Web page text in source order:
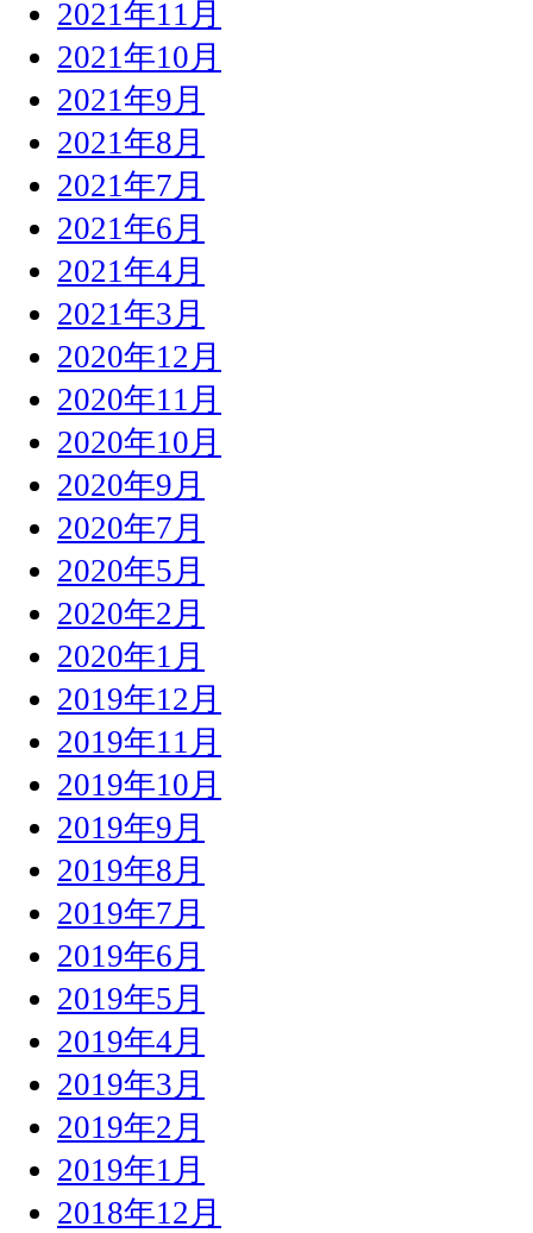
2021年11月
2021年10月
2021年9月
2021年8月
2021年7月
2021年6月
2021年4月
2021年3月
2020年12月
2020年11月
2020年10月
2020年9月
2020年7月
2020年5月
2020年2月
2020年1月
2019年12月
2019年11月
2019年10月
2019年9月
2019年8月
2019年7月
2019年6月
2019年5月
2019年4月
2019年3月
2019年2月
2019年1月
2018年12月